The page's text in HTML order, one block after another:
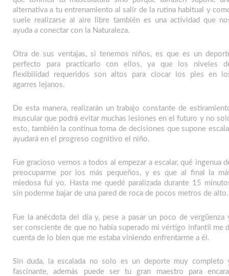
alternativa a tu entrenamiento al salir de la rutina habitual y
suele realizarse al aire libre también es una actividad que
ayuda a conectar con la Naturaleza.
Otra de sus ventajas, si tenemos niños, es que es un
perfecto para practicarlo con ellos, ya que los niveles
flexibilidad requeridos son altos para clocar los pies en
agarres lejanos.
De esta manera, realizarán un trabajo constante de
muscular que podrá evitar muchas lesiones en el futuro y no
esto, también la continua toma de decisiones que supone
ayudará en el progreso cognitivo el niño.
Fue gracioso vernos a todos al empezar a escalar, qué ingenua
preocuparme por los más pequeños, y es que al final la
miedosa fui yo. Hasta me quedé paralizada durante 15
sin poderme bajar de una pared de roca de pocos metros de alto.
Fue la anécdota del día y, pese a pasar un poco de vergüenza
ser consciente de que no había superado mi vértigo infantil me
cuenta de lo bien que me estaba viniendo enfrentarme a él.
Sin duda, la escalada no solo es un deporte muy completo
fascinante, además puede ser tu gran maestro para